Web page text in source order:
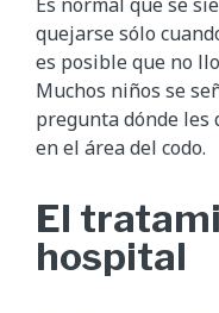
quejarse sólo
es posible que no
Muchos niños se
pregunta dónde les
en el área del codo.
El
hospital